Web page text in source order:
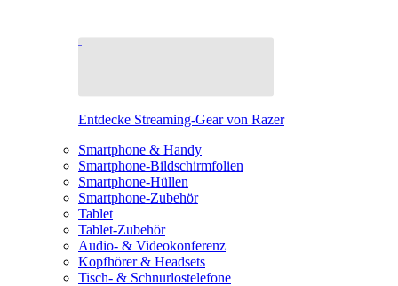
Entdecke Streaming-Gear von Razer
Smartphone & Handy
Smartphone-Bildschirmfolien
Smartphone-Hüllen
Smartphone-Zubehör
Tablet
Tablet-Zubehör
Audio- & Videokonferenz
Kopfhörer & Headsets
Tisch- & Schnurlostelefone